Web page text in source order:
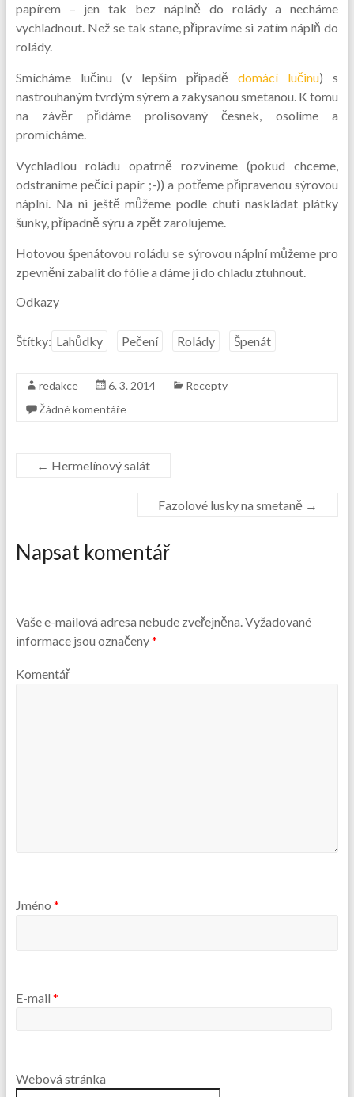
papírem – jen tak bez náplně do rolády a necháme
vychladnout. Než se tak stane, připravíme si zatím náplň do
rolády.
Smícháme lučinu (v lepším případědomácí lučinu) s
nastrouhaným tvrdým sýrem a zakysanou smetanou. K tomu
na závěr přidáme prolisovaný česnek, osolíme a
promícháme.
Vychladlou roládu opatrně rozvineme (pokud chceme,
odstraníme pečící papír ;-)) a potřeme připravenou sýrovou
náplní. Na ni ještě můžeme podle chuti naskládat plátky
šunky, případně sýru a zpět zarolujeme.
Hotovou špenátovou roládu se sýrovou náplní můžeme pro
zpevnění zabalit do fólie a dáme ji do chladu ztuhnout.
Odkazy
Štítky: Lahůdky Pečení Rolády Špenát
redakce 6. 3. 2014
Recepty
Žádné komentáře
← Hermelínový salát
Fazolové lusky na smetaně →
Napsat komentář
Vaše e-mailová adresa nebude zveřejněna.Vyžadované
informace jsou označeny*
Komentář
Jméno *
E-mail *
Webová stránka